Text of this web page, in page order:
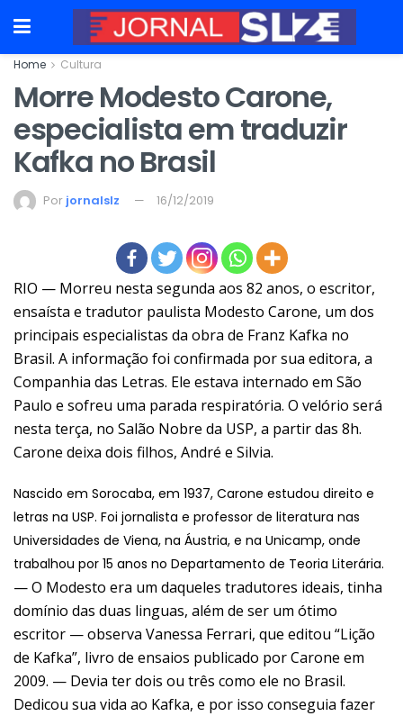
Home Cultura
Morre Modesto Carone,
especialista em traduzir
Kafka no Brasil
Por jornalslz 16/12/2019
RIO — Morreu nesta segunda aos 82 anos, o escritor,
ensaísta e tradutor paulista Modesto Carone, um dos
principais especialistas da obra de Franz Kafka no
Brasil. A informação foi confirmada por sua editora, a
Companhia das Letras. Ele estava internado em São
Paulo e sofreu uma parada respiratória. O velório será
nesta terça, no Salão Nobre da USP, a partir das 8h.
Carone deixa dois filhos, André e Silvia.
Nascido em Sorocaba, em 1937, Carone estudou direito e
letras na USP. Foi jornalista e professor de literatura nas
Universidades de Viena, na Áustria, e na Unicamp, onde
trabalhou por 15 anos no Departamento de Teoria Literária.
— O Modesto era um daqueles tradutores ideais, tinha
domínio das duas linguas, além de ser um ótimo
escritor — observa Vanessa Ferrari, que editou “Lição
de Kafka”, livro de ensaios publicado por Carone em
2009. — Devia ter dois ou três como ele no Brasil.
Dedicou sua vida ao Kafka, e por isso conseguia fazer